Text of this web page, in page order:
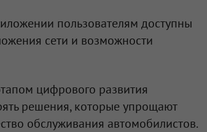
пользователям доступны
сети и возможности
цифрового развития
решения, которые упрощают
обслуживания автомобилистов.